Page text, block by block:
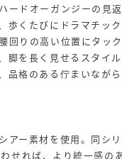
ードオーガンジーの見
歩くたびにドラマチッ
回りの高い位置にタッ
脚を長く見せるスタイ
品格のある佇まいなが
アー素材を使用。同シ
せれば、より統一感の